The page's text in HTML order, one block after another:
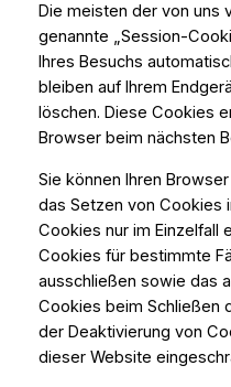
Die meisten der von uns
genannte „Session-
Ihres Besuchs
bleiben auf Ihrem
löschen. Diese Cookies
Browser beim nächsten
Sie können Ihren
das Setzen von Cookies
Cookies nur im Einzelfall
Cookies für bestimmte
ausschließen sowie das
Cookies beim Schließen
der Deaktivierung von
dieser Website